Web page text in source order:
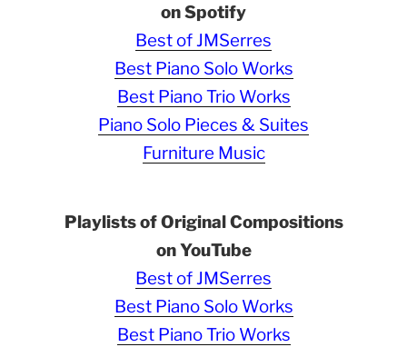
on Spotify
Best of JMSerres
Best Piano Solo Works
Best Piano Trio Works
Piano Solo Pieces & Suites
Furniture Music
Playlists of Original Compositions
on YouTube
Best of JMSerres
Best Piano Solo Works
Best Piano Trio Works